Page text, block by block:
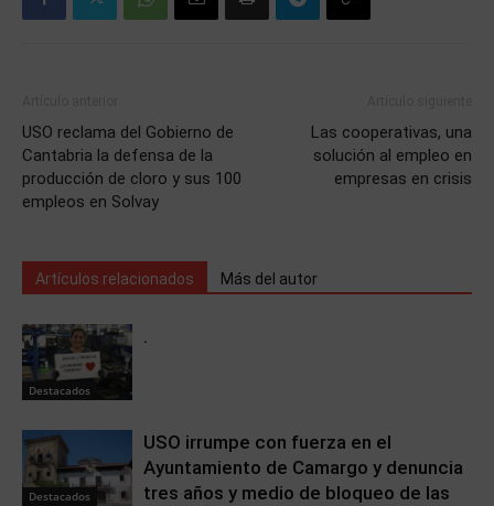
USO reclama del Gobierno de
Cantabria la defensa de la
producción de cloro y sus 100
empleos en Solvay
Las cooperativas, una
solución al empleo en
empresas en crisis
Artículos relacionados Más del autor
Destacados
.
Destacados
USO irrumpe con fuerza en el
Ayuntamiento de Camargo y denuncia
tres años y medio de bloqueo de las